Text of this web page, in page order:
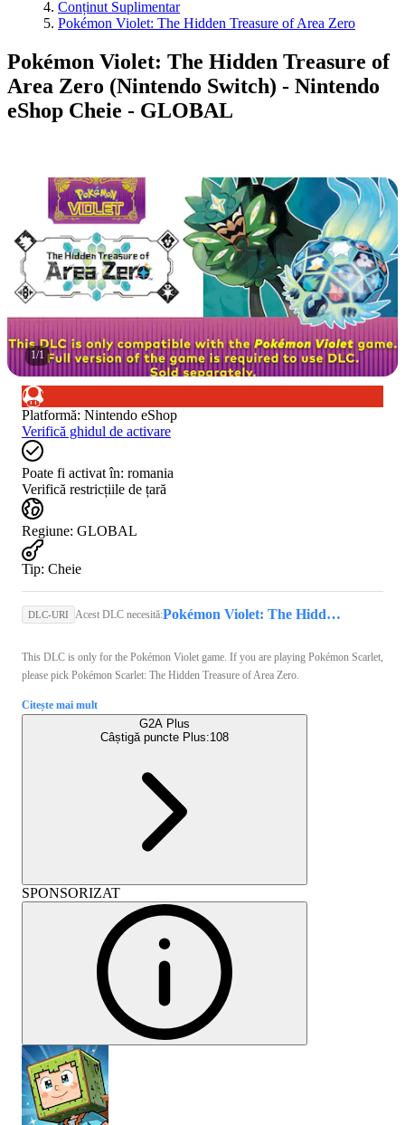
Conținut Suplimentar
Pokémon Violet: The Hidden Treasure of Area Zero
Pokémon Violet: The Hidden Treasure of
Area Zero (Nintendo Switch) - Nintendo
eShop Cheie - GLOBAL
1/1
Platformă: Nintendo eShop
Verifică ghidul de activare
Poate fi activat în: romania
Verifică restricțiile de țară
Regiune: GLOBAL
Tip: Cheie
DLC-URI Acest DLC necesită: Pokémon Violet: The Hidden Treasure of Area Zero (Nintendo Switch) - Nintendo eShop Key - GLOBAL
This DLC is only for the Pokémon Violet game. If you are playing Pokémon Scarlet,
please pick Pokémon Scarlet: The Hidden Treasure of Area Zero.
Citește mai mult
G2A Plus
Câștigă puncte Plus:108
SPONSORIZAT